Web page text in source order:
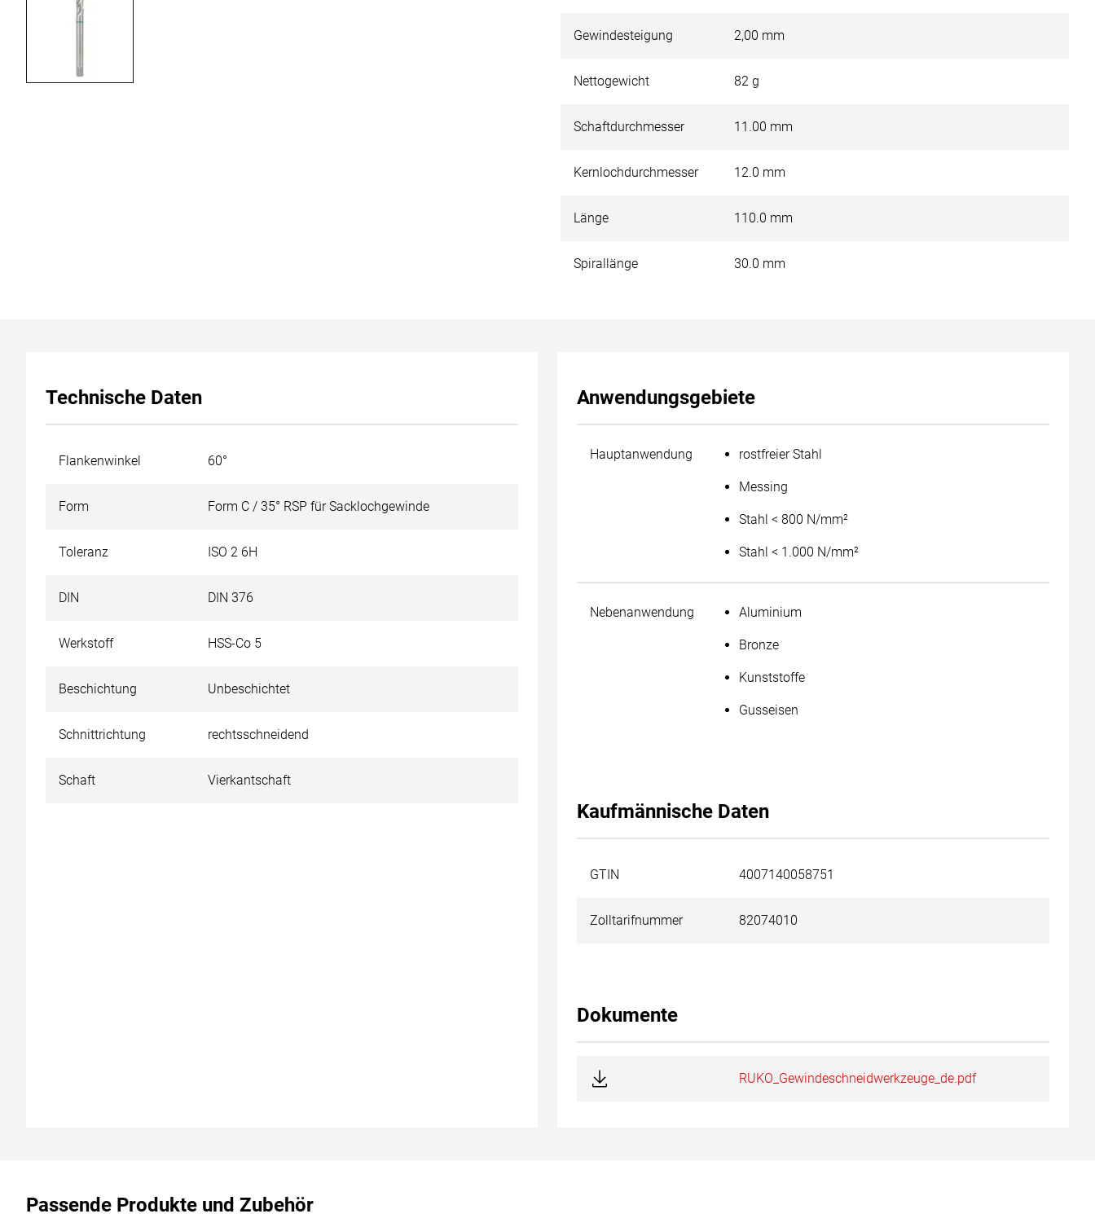
Gewindesteigung 2,00 mm
Nettogewicht 82 g
Schaftdurchmesser 11.00 mm
Kernlochdurchmesser 12.0 mm
Länge 110.0 mm
Spirallänge 30.0 mm
Technische Daten
Flankenwinkel 60°
Form Form C / 35° RSP für Sacklochgewinde
Toleranz ISO 2 6H
DIN DIN 376
Werkstoff HSS-Co 5
Beschichtung Unbeschichtet
Schnittrichtung rechtsschneidend
Schaft Vierkantschaft
Anwendungsgebiete
Hauptanwendung rostfreier Stahl
Messing
Stahl < 800 N/mm²
Stahl < 1.000 N/mm²
Nebenanwendung Aluminium
Bronze
Kunststoffe
Gusseisen
Kaufmännische Daten
GTIN 4007140058751
Zolltarifnummer 82074010
Dokumente
RUKO_Gewindeschneidwerkzeuge_de.pdf
Passende Produkte und Zubehör